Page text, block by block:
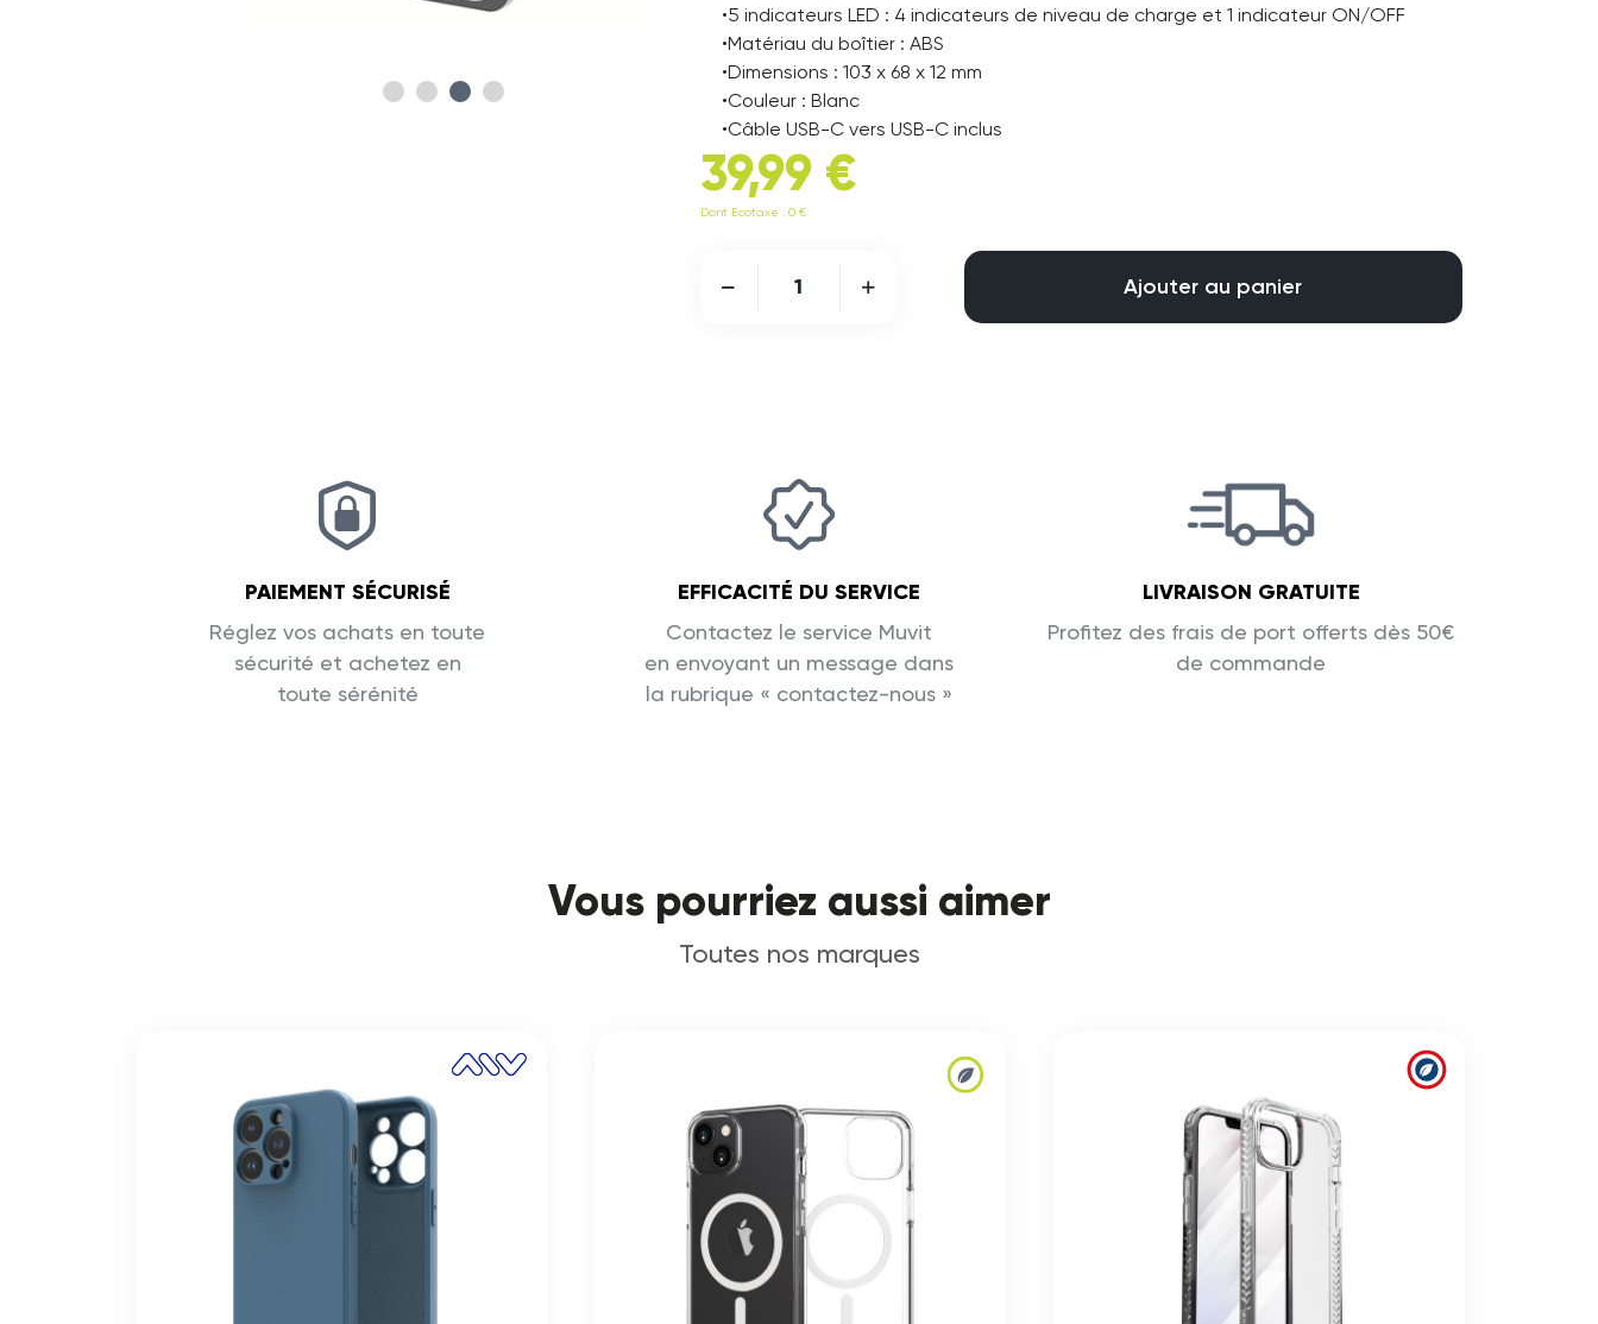
•5 indicateurs LED : 4 indicateurs de niveau de charge et 1 indicateur ON/OFF
•Matériau du boîtier : ABS
•Dimensions : 103 x 68 x 12 mm
•Couleur : Blanc
•Câble USB-C vers USB-C inclus
39,99 €
Dont Ecotaxe : 0 €
Ajouter au panier
PAIEMENT SÉCURISÉ
Réglez vos achats en toute
sécurité et achetez en
toute sérénité
EFFICACITÉ DU SERVICE
Contactez le service Muvit
en envoyant un message dans
la rubrique « contactez-nous »
LIVRAISON GRATUITE
Profitez des frais de port offerts dès 50€
de commande
Vous pourriez aussi aimer
Toutes nos marques